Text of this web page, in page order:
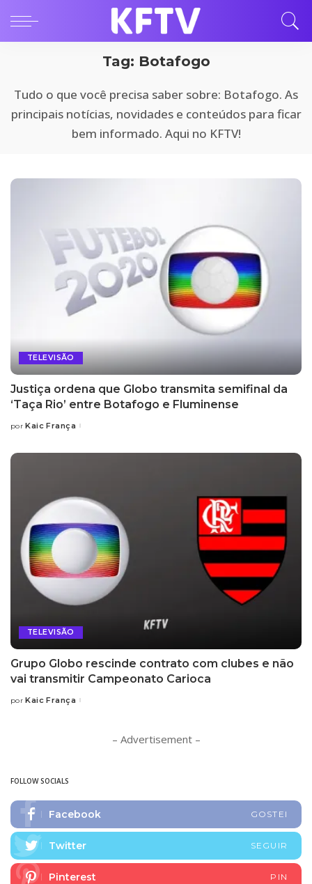
Tag: Botafogo
Tudo o que você precisa saber sobre: Botafogo. As
principais notícias, novidades e conteúdos para ficar
bem informado. Aqui no KFTV!
TELEVISÃO
Justiça ordena que Globo transmita semifinal da
‘Taça Rio’ entre Botafogo e Fluminense
Posted
por Kaic França
TELEVISÃO
Grupo Globo rescinde contrato com clubes e não
vai transmitir Campeonato Carioca
Posted
por Kaic França
– Advertisement –
FOLLOW SOCIALS
Facebook GOSTEI
Twitter SEGUIR
Pinterest PIN